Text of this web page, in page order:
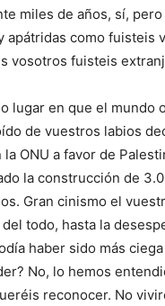
miles de años, sí,
como fuisteis
vosotros fuisteis
lugar en que el
de vuestros labios
ONU a favor de
la construcción de
Gran cinismo el
todo, hasta la
haber sido más
No, lo hemos
reconocer. No